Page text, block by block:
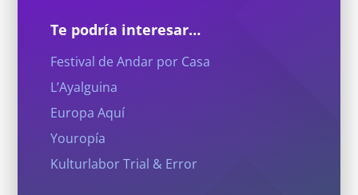
Te podría interesar…
Festival de Andar por Casa
L’Ayalguina
Europa Aquí
Youropía
Kulturlabor Trial & Error